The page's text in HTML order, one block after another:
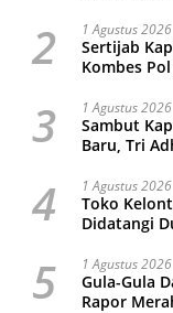
2 1 Agustus 2026
Sertijab
Kombes
Bintoro
3 1 Agustus 2026
Sambut
Baru, Tri
4 1 Agustus 2026
Toko
Didatangi
5 1 Agustus 2026
Gula-Gula
Rapor